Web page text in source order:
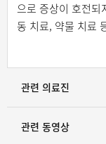
으로 증상이 호전되
동 치료, 약물 치료
관련 의료진
관련 동영상